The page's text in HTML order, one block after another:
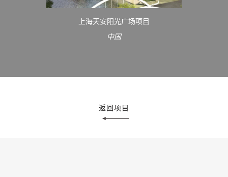
上海天安阳光广场项目
中国
返回项目